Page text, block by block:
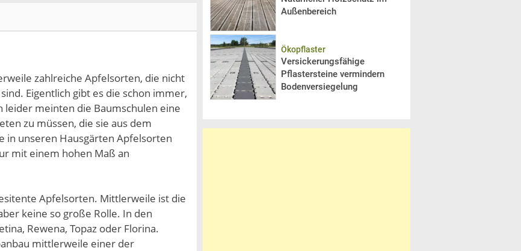
zahlreiche Apfelsorten, die nicht
Eigentlich gibt es die schon immer,
leider meinten die Baumschulen eine
zu müssen, die sie aus dem
in unseren Hausgärten Apfelsorten
mit einem hohen Maß an
Apfelsorten. Mittlerweile ist die
keine so große Rolle. In den
Rewena, Topaz oder Florina.
mittlerweile einer der
Außenbereich
Ökopflaster
Versickerungsfähige
Pflastersteine vermindern
Bodenversiegelung